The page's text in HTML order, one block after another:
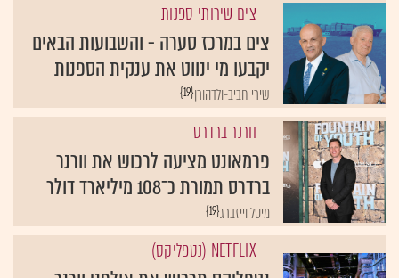
צים שירותי ספנות
צים במרכז סערה - והשבועות הבאים
יקבעו מי ינווט את ענקית הספנות
{19}שירי חביב-ולדהורן
וורנר ברדרס
פרמאונט מציעה לרכוש את וורנר
ברדרס תמורת כ־108 מיליארד דולר
{19}מיטל וייזברג
NETFLIX (נטפליקס)